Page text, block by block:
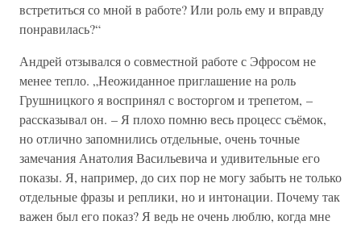
встретиться со мной в работе? Или роль ему и вправду
понравилась?“
Андрей отзывался о совместной работе с Эфросом не
менее тепло. „Неожиданное приглашение на роль
Грушницкого я воспринял с восторгом и трепетом, –
рассказывал он. – Я плохо помню весь процесс съёмок,
но отлично запомнились отдельные, очень точные
замечания Анатолия Васильевича и удивительные его
показы. Я, например, до сих пор не могу забыть не только
отдельные фразы и реплики, но и интонации. Почему так
важен был его показ? Я ведь не очень люблю, когда мне